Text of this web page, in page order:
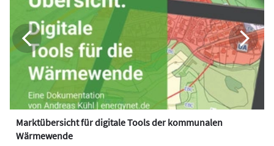
Marktübersicht für digitale Tools der kommunalen
Wärmewende